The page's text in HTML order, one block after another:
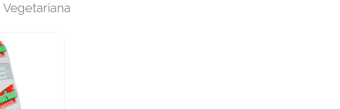
Vegetariana